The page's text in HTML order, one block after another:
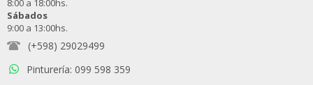
8:00 a 18:00hs.
Sábados
9:00 a 13:00hs.
(+598) 29029499
Pinturería: 099 598 359